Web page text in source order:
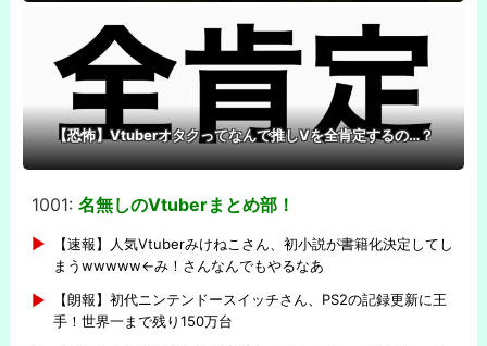
【恐怖】Vtuberオタクってなんで推しVを全肯定するの…？
1001: 名無しのVtuberまとめ部！
【速報】人気Vtuberみけねこさん、初小説が書籍化決定してし
まうwwwww←み！さんなんでもやるなあ
【朗報】初代ニンテンドースイッチさん、PS2の記録更新に王
手！世界一まで残り150万台